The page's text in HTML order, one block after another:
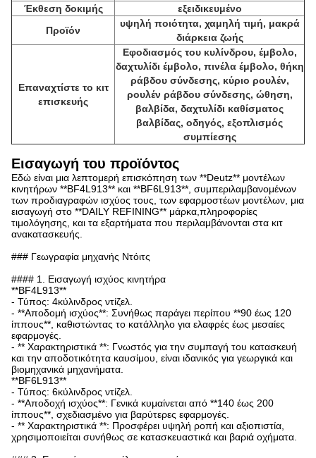
Έκθεση δοκιμής
εξειδικευμένο
Προϊόν
υψηλή ποιότητα, χαμηλή τιμή, μακρά
διάρκεια ζωής
Επαναχτίστε το κιτ
επισκευής
Εφοδιασμός του κυλίνδρου, έμβολο,
δαχτυλίδι έμβολο, πινέλα έμβολο, θήκη
ράβδου σύνδεσης, κύριο ρουλέν,
ρουλέν ράβδου σύνδεσης, ώθηση,
βαλβίδα, δαχτυλίδι καθίσματος
βαλβίδας, οδηγός, εξοπλισμός
συμπίεσης
Εισαγωγή του προϊόντος
Εδώ είναι μια λεπτομερή επισκόπηση των **Deutz** μοντέλων
κινητήρων **BF4L913** και **BF6L913**, συμπεριλαμβανομένων
των προδιαγραφών ισχύος τους, των εφαρμοστέων μοντέλων, μια
εισαγωγή στο **DAILY REFINING** μάρκα,πληροφορίες
τιμολόγησης, και τα εξαρτήματα που περιλαμβάνονται στα κιτ
ανακατασκευής.
### Γεωγραφία μηχανής Ντόιτς
#### 1. Εισαγωγή ισχύος κινητήρα
**BF4L913**
- Τύπος: 4κύλινδρος ντίζελ.
- **Αποδομή ισχύος**: Συνήθως παράγει περίπου **90 έως 120
ίππους**, καθιστώντας το κατάλληλο για ελαφρές έως μεσαίες
εφαρμογές.
- ** Χαρακτηριστικά **: Γνωστός για την συμπαγή του κατασκευή
και την αποδοτικότητα καυσίμου, είναι ιδανικός για γεωργικά και
βιομηχανικά μηχανήματα.
**BF6L913**
- Τύπος: 6κύλινδρος ντίζελ.
- **Αποδοχή ισχύος**: Γενικά κυμαίνεται από **140 έως 200
ίππους**, σχεδιασμένο για βαρύτερες εφαρμογές.
- ** Χαρακτηριστικά **: Προσφέρει υψηλή ροπή και αξιοπιστία,
χρησιμοποιείται συνήθως σε κατασκευαστικά και βαριά οχήματα.